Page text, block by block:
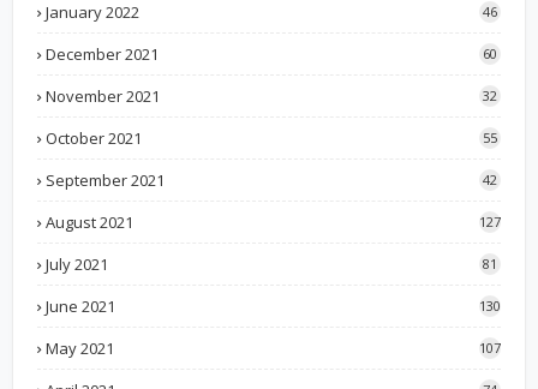
January 2022 46
December 2021 60
November 2021 32
October 2021 55
September 2021 42
August 2021 127
July 2021 81
June 2021 130
May 2021 107